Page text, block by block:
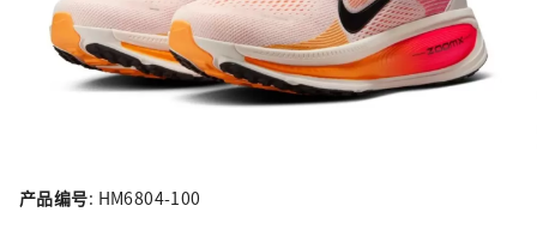
产品编号: HM6804-100